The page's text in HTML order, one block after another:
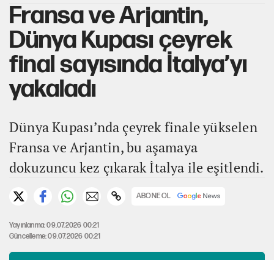
Fransa ve Arjantin,
Dünya Kupası çeyrek
final sayısında İtalya’yı
yakaladı
Dünya Kupası’nda çeyrek finale yükselen
Fransa ve Arjantin, bu aşamaya
dokuzuncu kez çıkarak İtalya ile eşitlendi.
ABONE OL
Yayınlanma: 09.07.2026 00:21
Güncelleme: 09.07.2026 00:21